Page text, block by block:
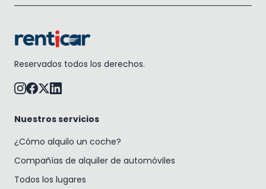
Reservados todos los derechos.
Nuestros servicios
¿Cómo alquilo un coche?
Compañías de alquiler de automóviles
Todos los lugares